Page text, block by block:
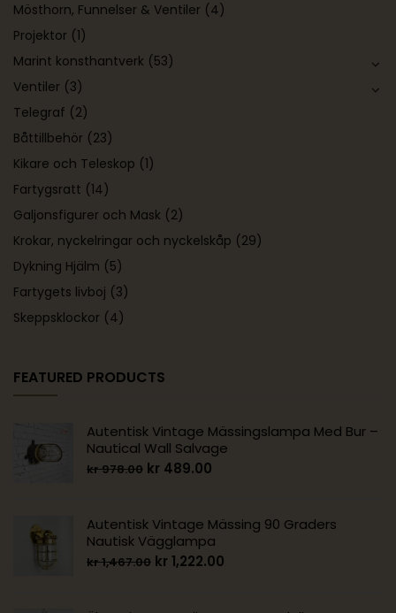
Mösthorn, Funnelser & Ventiler (4)
Projektor (1)
Marint konsthantverk (53)
Ventiler (3)
Telegraf (2)
Båttillbehör (23)
Kikare och Teleskop (1)
Fartygsratt (14)
Galjonsfigurer och Mask (2)
Krokar, nyckelringar och nyckelskåp (29)
Dykning Hjälm (5)
Fartygets livboj (3)
Skeppsklockor (4)
FEATURED PRODUCTS
Autentisk Vintage Mässingslampa Med Bur –
Nautical Wall Salvage
kr978.00 kr 489.00
Autentisk Vintage Mässing 90 Graders
Nautisk Vägglampa
kr1,467.00 kr 1,222.00